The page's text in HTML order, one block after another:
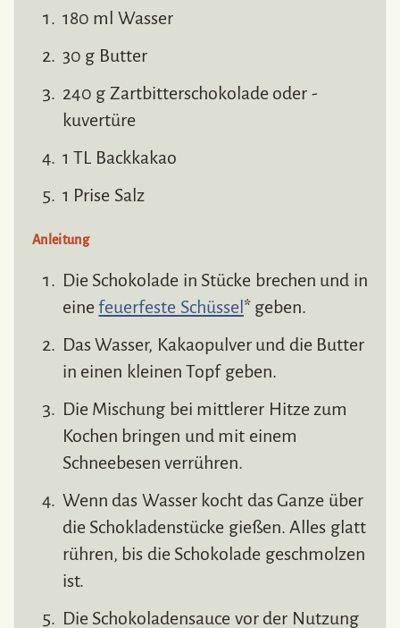
180 ml Wasser
30 g Butter
240 g Zartbitterschokolade oder -
kuvertüre
1 TL Backkakao
1 Prise Salz
Anleitung
Die Schokolade in Stücke brechen und in
einefeuerfeste Schüssel * geben.
Das Wasser, Kakaopulver und die Butter
in einen kleinen Topf geben.
Die Mischung bei mittlerer Hitze zum
Kochen bringen und mit einem
Schneebesen verrühren.
Wenn das Wasser kocht das Ganze über
die Schokladenstücke gießen. Alles glatt
rühren, bis die Schokolade geschmolzen
ist.
Die Schokoladensauce vor der Nutzung